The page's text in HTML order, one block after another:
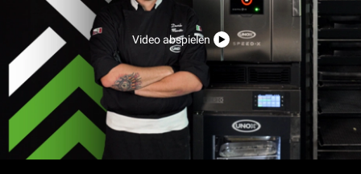
Video abspielen